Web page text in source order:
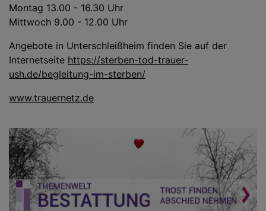
Montag 13.00 - 16.30 Uhr
Mittwoch 9.00 - 12.00 Uhr
Angebote in Unterschleißheim finden Sie auf der
Internetseite https://sterben-tod-trauer-
ush.de/begleitung-im-sterben/
www.trauernetz.de